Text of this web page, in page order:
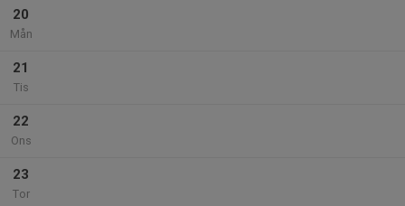
20
Mån
21
Tis
22
Ons
23
Tor